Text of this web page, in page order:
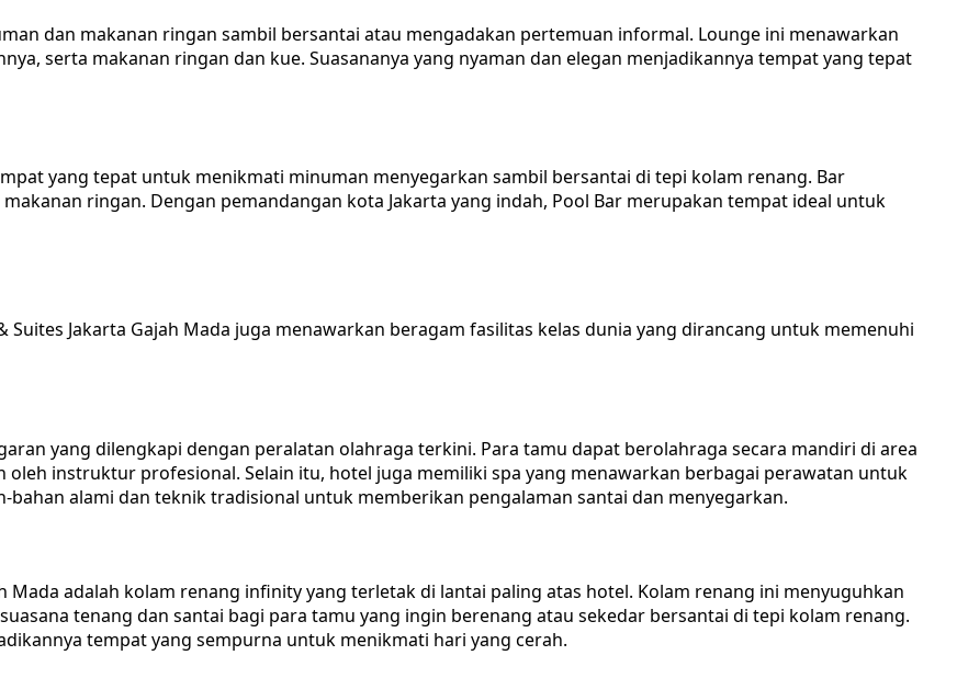
dan makanan ringan sambil bersantai atau mengadakan pertemuan informal. Lounge ini menawarkan
serta makanan ringan dan kue. Suasananya yang nyaman dan elegan menjadikannya tempat yang tepat
yang tepat untuk menikmati minuman menyegarkan sambil bersantai di tepi kolam renang. Bar
ringan. Dengan pemandangan kota Jakarta yang indah, Pool Bar merupakan tempat ideal untuk
Jakarta Gajah Mada juga menawarkan beragam fasilitas kelas dunia yang dirancang untuk memenuhi
yang dilengkapi dengan peralatan olahraga terkini. Para tamu dapat berolahraga secara mandiri di area
instruktur profesional. Selain itu, hotel juga memiliki spa yang menawarkan berbagai perawatan untuk
alami dan teknik tradisional untuk memberikan pengalaman santai dan menyegarkan.
Mada adalah kolam renang infinity yang terletak di lantai paling atas hotel. Kolam renang ini menyuguhkan
tenang dan santai bagi para tamu yang ingin berenang atau sekedar bersantai di tepi kolam renang.
tempat yang sempurna untuk menikmati hari yang cerah.